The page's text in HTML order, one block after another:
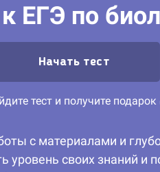
ЕГЭ по
Начать тест
тест и получите подарок
с материалами и
своих знаний и